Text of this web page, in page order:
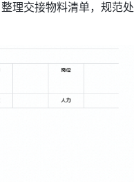
理交接物料清单，规范